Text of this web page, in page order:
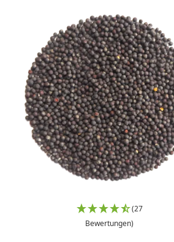
(27
Bewertungen)